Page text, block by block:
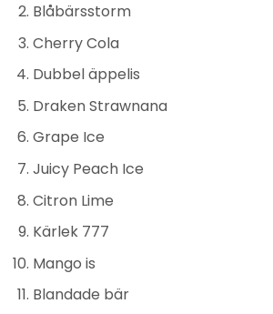
Blåbärsstorm
Cherry Cola
Dubbel äppelis
Draken Strawnana
Grape Ice
Juicy Peach Ice
Citron Lime
Kärlek 777
Mango is
Blandade bär